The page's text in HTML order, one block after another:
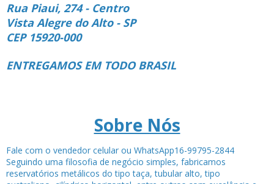
Rua Piaui, 274 - Centro
Vista Alegre do Alto - SP
CEP 15920-000
ENTREGAMOS EM TODO BRASIL
Sobre Nós
Fale com o vendedor celular ou WhatsApp16-99795-2844
Seguindo uma filosofia de negócio simples, fabricamos
reservatórios metálicos do tipo taça, tubular alto, tipo